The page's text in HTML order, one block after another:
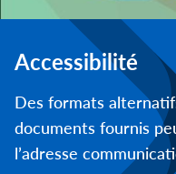
Accessibilité
Des formats
documents fournis
l’adresse